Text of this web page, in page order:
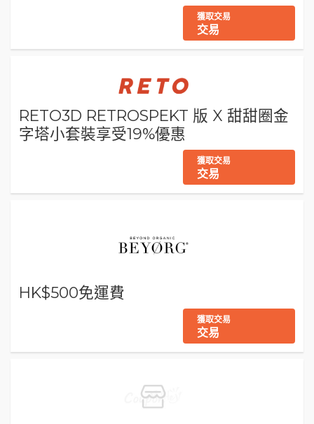
獲取交易
交易
RETO3D RETROSPEKT 版 X 甜甜圈金
字塔小套裝享受19%優惠
獲取交易
交易
HK$500免運費
獲取交易
交易